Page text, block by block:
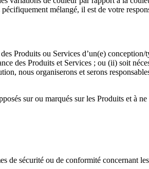
mélangé, il est de votre
Produits ou Services d’un(e) conception/
des Produits et Services ; ou (ii) soit
nous organiserons et serons
sur ou marqués sur les Produits et à
de sécurité ou de conformité concernant